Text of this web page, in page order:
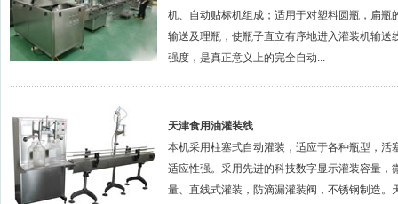
机、自动贴标机组成；适用于对塑料圆瓶，扁
输送及理瓶，使瓶子直立有序地进入灌装机输
强度，是真正意义上的完全自动...
天津食用油灌装线
本机采用柱塞式自动灌装，适应于各种瓶型，
适应性强。采用先进的科技数字显示灌装容量
量、直线式灌装，防滴漏灌装阀，不锈钢制造。